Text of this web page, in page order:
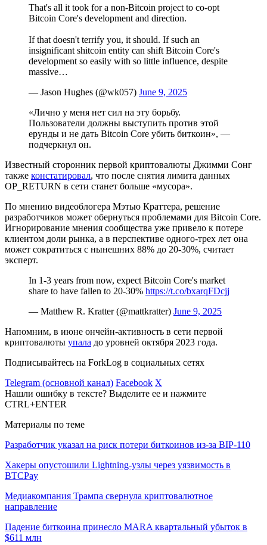
That's all it took for a non-Bitcoin project to co-opt
Bitcoin Core's development and direction.
If that doesn't terrify you, it should. If such an
insignificant shitcoin entity can shift Bitcoin Core's
development so easily with so little influence, despite
massive…
— Jason Hughes (@wk057) June 9, 2025
«Лично у меня нет сил на эту борьбу.
Пользователи должны выступить против этой
ерунды и не дать Bitcoin Core убить биткоин», —
подчеркнул он.
Известный сторонник первой криптовалюты Джимми Сонг
также констатировал, что после снятия лимита данных
OP_RETURN в сети станет больше «мусора».
По мнению видеоблогера Мэтью Краттера, решение
разработчиков может обернуться проблемами для Bitcoin Core.
Игнорирование мнения сообщества уже привело к потере
клиентом доли рынка, а в перспективе одного-трех лет она
может сократиться с нынешних 88% до 20-30%, считает
эксперт.
In 1-3 years from now, expect Bitcoin Core's market
share to have fallen to 20-30% https://t.co/bxarqFDcjj
— Matthew R. Kratter (@mattkratter) June 9, 2025
Напомним, в июне ончейн-активность в сети первой
криптовалюты упала до уровней октября 2023 года.
Подписывайтесь на ForkLog в социальных сетях
Telegram (основной канал) Facebook X
Нашли ошибку в тексте? Выделите ее и нажмите
CTRL+ENTER
Материалы по теме
Разработчик указал на риск потери биткоинов из-за BIP-110
Хакеры опустошили Lightning-узлы через уязвимость в
BTCPay
Медиакомпания Трампа свернула криптовалютное
направление
Падение биткоина принесло MARA квартальный убыток в
$611 млн